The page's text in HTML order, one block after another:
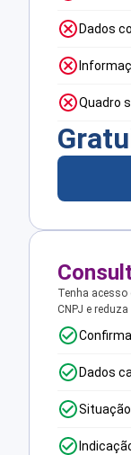
Dados
Quadro
Tenha
CNPJ e
Dados